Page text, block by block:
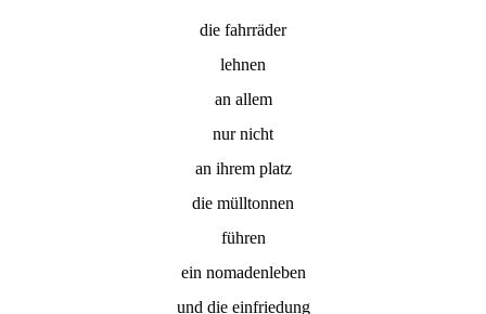
die fahrräder
lehnen
an allem
nur nicht
an ihrem platz
die mülltonnen
führen
ein nomadenleben
und die einfriedung